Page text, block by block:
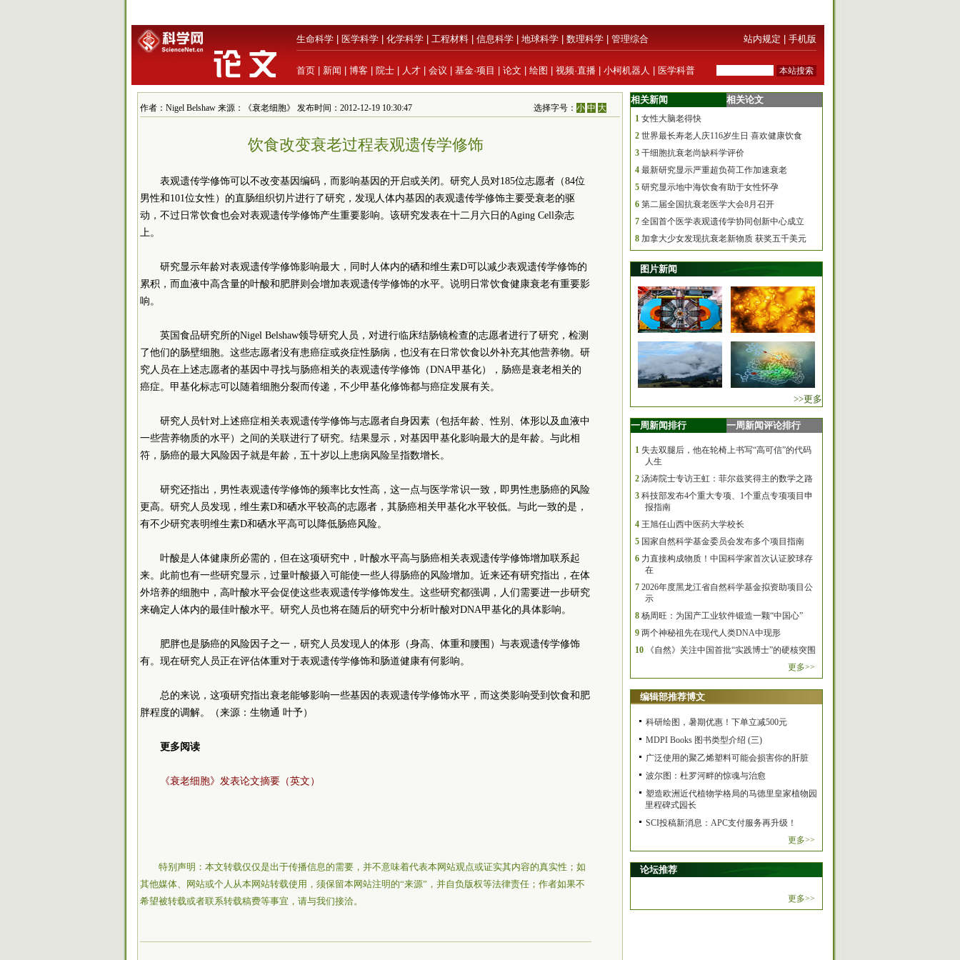
生命科学 医学科学 化学科学 工程材料 信息科学 地球科学 数理科学 管理综合 站内规定 手机版
首页 新闻 博客 院士 人才 会议 基金·项目 论文 绘图 视频·直播 小柯机器人 医学科普
作者：Nigel Belshaw 来源：《衰老细胞》 发布时间：2012-12-19 10:30:47 选择字号：小 中 大
饮食改变衰老过程表观遗传学修饰
表观遗传学修饰可以不改变基因编码，而影响基因的开启或关闭。研究人员对185位志愿者（84位
男性和101位女性）的直肠组织切片进行了研究，发现人体内基因的表观遗传学修饰主要受衰老的驱
动，不过日常饮食也会对表观遗传学修饰产生重要影响。该研究发表在十二月六日的Aging Cell杂志
上。
研究显示年龄对表观遗传学修饰影响最大，同时人体内的硒和维生素D可以减少表观遗传学修饰的
累积，而血液中高含量的叶酸和肥胖则会增加表观遗传学修饰的水平。说明日常饮食健康衰老有重要影
响。
英国食品研究所的Nigel Belshaw领导研究人员，对进行临床结肠镜检查的志愿者进行了研究，检测
了他们的肠壁细胞。这些志愿者没有患癌症或炎症性肠病，也没有在日常饮食以外补充其他营养物。研
究人员在上述志愿者的基因中寻找与肠癌相关的表观遗传学修饰（DNA甲基化），肠癌是衰老相关的
癌症。甲基化标志可以随着细胞分裂而传递，不少甲基化修饰都与癌症发展有关。
研究人员针对上述癌症相关表观遗传学修饰与志愿者自身因素（包括年龄、性别、体形以及血液中
一些营养物质的水平）之间的关联进行了研究。结果显示，对基因甲基化影响最大的是年龄。与此相
符，肠癌的最大风险因子就是年龄，五十岁以上患病风险呈指数增长。
研究还指出，男性表观遗传学修饰的频率比女性高，这一点与医学常识一致，即男性患肠癌的风险
更高。研究人员发现，维生素D和硒水平较高的志愿者，其肠癌相关甲基化水平较低。与此一致的是，
有不少研究表明维生素D和硒水平高可以降低肠癌风险。
叶酸是人体健康所必需的，但在这项研究中，叶酸水平高与肠癌相关表观遗传学修饰增加联系起
来。此前也有一些研究显示，过量叶酸摄入可能使一些人得肠癌的风险增加。近来还有研究指出，在体
外培养的细胞中，高叶酸水平会促使这些表观遗传学修饰发生。这些研究都强调，人们需要进一步研究
来确定人体内的最佳叶酸水平。研究人员也将在随后的研究中分析叶酸对DNA甲基化的具体影响。
肥胖也是肠癌的风险因子之一，研究人员发现人的体形（身高、体重和腰围）与表观遗传学修饰
有。现在研究人员正在评估体重对于表观遗传学修饰和肠道健康有何影响。
总的来说，这项研究指出衰老能够影响一些基因的表观遗传学修饰水平，而这类影响受到饮食和肥
胖程度的调解。（来源：生物通 叶予）
更多阅读
《衰老细胞》发表论文摘要（英文）
特别声明：本文转载仅仅是出于传播信息的需要，并不意味着代表本网站观点或证实其内容的真实性；如
其他媒体、网站或个人从本网站转载使用，须保留本网站注明的“来源”，并自负版权等法律责任；作者如果不
希望被转载或者联系转载稿费等事宜，请与我们接洽。
相关新闻 相关论文
1 女性大脑老得快
2 世界最长寿老人庆116岁生日 喜欢健康饮食
3 干细胞抗衰老尚缺科学评价
4 最新研究显示严重超负荷工作加速衰老
5 研究显示地中海饮食有助于女性怀孕
6 第二届全国抗衰老医学大会8月召开
7 全国首个医学表观遗传学协同创新中心成立
8 加拿大少女发现抗衰老新物质 获奖五千美元
图片新闻
>>更多
一周新闻排行 一周新闻评论排行
1 失去双腿后，他在轮椅上书写“高可信”的代码
人生
2 汤涛院士专访王虹：菲尔兹奖得主的数学之路
3 科技部发布4个重大专项、1个重点专项项目申
报指南
4 王旭任山西中医药大学校长
5 国家自然科学基金委员会发布多个项目指南
6 力直接构成物质！中国科学家首次认证胶球存
在
7 2026年度黑龙江省自然科学基金拟资助项目公
示
8 杨周旺：为国产工业软件锻造一颗“中国心”
9 两个神秘祖先在现代人类DNA中现形
10
《自然》关注中国首批“实践博士”的硬核突围
更多>>
编辑部推荐博文
科研绘图，暑期优惠！下单立减500元
MDPI Books 图书类型介绍 (三)
广泛使用的聚乙烯塑料可能会损害你的肝脏
波尔图：杜罗河畔的惊魂与治愈
塑造欧洲近代植物学格局的马德里皇家植物园
里程碑式园长
SCI投稿新消息：APC支付服务再升级！
更多>>
论坛推荐
更多>>